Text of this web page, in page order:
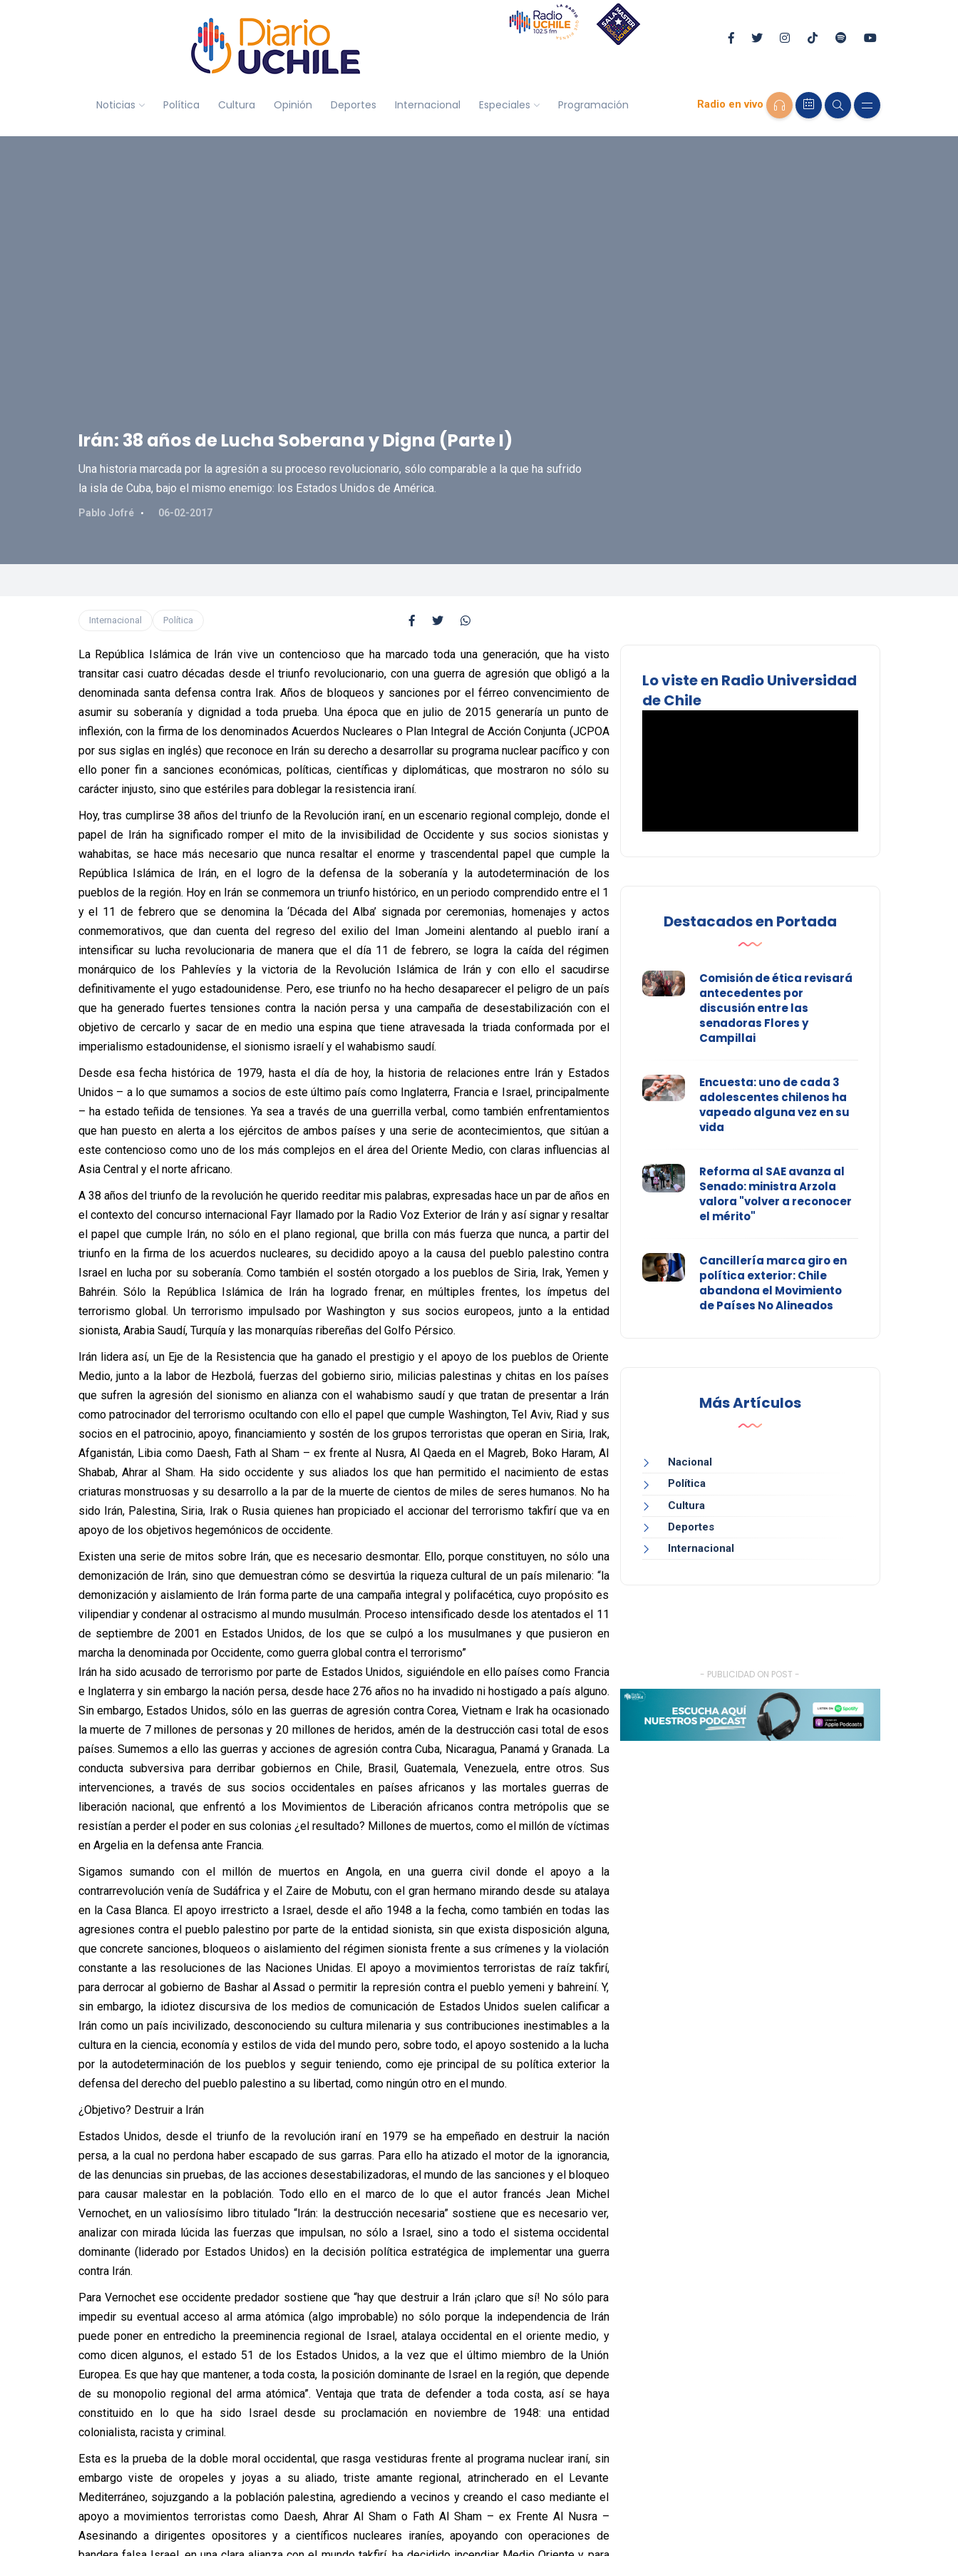
Noticias Política Cultura Opinión Deportes Internacional Especiales Programación Radio en vivo
Irán: 38 años de Lucha Soberana y Digna (Parte I)
Una historia marcada por la agresión a su proceso revolucionario, sólo comparable a la que ha sufrido
la isla de Cuba, bajo el mismo enemigo: los Estados Unidos de América.
Pablo Jofré 06-02-2017
Internacional Política
La República Islámica de Irán vive un contencioso que ha marcado toda una generación, que ha visto
transitar casi cuatro décadas desde el triunfo revolucionario, con una guerra de agresión que obligó a la
denominada santa defensa contra Irak. Años de bloqueos y sanciones por el férreo convencimiento de
asumir su soberanía y dignidad a toda prueba. Una época que en julio de 2015 generaría un punto de
inflexión, con la firma de los denominados Acuerdos Nucleares o Plan Integral de Acción Conjunta (JCPOA
por sus siglas en inglés) que reconoce en Irán su derecho a desarrollar su programa nuclear pacífico y con
ello poner fin a sanciones económicas, políticas, científicas y diplomáticas, que mostraron no sólo su
carácter injusto, sino que estériles para doblegar la resistencia iraní.
Hoy, tras cumplirse 38 años del triunfo de la Revolución iraní, en un escenario regional complejo, donde el
papel de Irán ha significado romper el mito de la invisibilidad de Occidente y sus socios sionistas y
wahabitas, se hace más necesario que nunca resaltar el enorme y trascendental papel que cumple la
República Islámica de Irán, en el logro de la defensa de la soberanía y la autodeterminación de los
pueblos de la región. Hoy en Irán se conmemora un triunfo histórico, en un periodo comprendido entre el 1
y el 11 de febrero que se denomina la ‘Década del Alba’ signada por ceremonias, homenajes y actos
conmemorativos, que dan cuenta del regreso del exilio del Iman Jomeini alentando al pueblo iraní a
intensificar su lucha revolucionaria de manera que el día 11 de febrero, se logra la caída del régimen
monárquico de los Pahlevíes y la victoria de la Revolución Islámica de Irán y con ello el sacudirse
definitivamente el yugo estadounidense. Pero, ese triunfo no ha hecho desaparecer el peligro de un país
que ha generado fuertes tensiones contra la nación persa y una campaña de desestabilización con el
objetivo de cercarlo y sacar de en medio una espina que tiene atravesada la triada conformada por el
imperialismo estadounidense, el sionismo israelí y el wahabismo saudí.
Desde esa fecha histórica de 1979, hasta el día de hoy, la historia de relaciones entre Irán y Estados
Unidos – a lo que sumamos a socios de este último país como Inglaterra, Francia e Israel, principalmente
– ha estado teñida de tensiones. Ya sea a través de una guerrilla verbal, como también enfrentamientos
que han puesto en alerta a los ejércitos de ambos países y una serie de acontecimientos, que sitúan a
este contencioso como uno de los más complejos en el área del Oriente Medio, con claras influencias al
Asia Central y el norte africano.
A 38 años del triunfo de la revolución he querido reeditar mis palabras, expresadas hace un par de años en
el contexto del concurso internacional Fayr llamado por la Radio Voz Exterior de Irán y así signar y resaltar
el papel que cumple Irán, no sólo en el plano regional, que brilla con más fuerza que nunca, a partir del
triunfo en la firma de los acuerdos nucleares, su decidido apoyo a la causa del pueblo palestino contra
Israel en lucha por su soberanía. Como también el sostén otorgado a los pueblos de Siria, Irak, Yemen y
Bahréin. Sólo la República Islámica de Irán ha logrado frenar, en múltiples frentes, los ímpetus del
terrorismo global. Un terrorismo impulsado por Washington y sus socios europeos, junto a la entidad
sionista, Arabia Saudí, Turquía y las monarquías ribereñas del Golfo Pérsico.
Irán lidera así, un Eje de la Resistencia que ha ganado el prestigio y el apoyo de los pueblos de Oriente
Medio, junto a la labor de Hezbolá, fuerzas del gobierno sirio, milicias palestinas y chitas en los países
que sufren la agresión del sionismo en alianza con el wahabismo saudí y que tratan de presentar a Irán
como patrocinador del terrorismo ocultando con ello el papel que cumple Washington, Tel Aviv, Riad y sus
socios en el patrocinio, apoyo, financiamiento y sostén de los grupos terroristas que operan en Siria, Irak,
Afganistán, Libia como Daesh, Fath al Sham – ex frente al Nusra, Al Qaeda en el Magreb, Boko Haram, Al
Shabab, Ahrar al Sham. Ha sido occidente y sus aliados los que han permitido el nacimiento de estas
criaturas monstruosas y su desarrollo a la par de la muerte de cientos de miles de seres humanos. No ha
sido Irán, Palestina, Siria, Irak o Rusia quienes han propiciado el accionar del terrorismo takfirí que va en
apoyo de los objetivos hegemónicos de occidente.
Existen una serie de mitos sobre Irán, que es necesario desmontar. Ello, porque constituyen, no sólo una
demonización de Irán, sino que demuestran cómo se desvirtúa la riqueza cultural de un país milenario: “la
demonización y aislamiento de Irán forma parte de una campaña integral y polifacética, cuyo propósito es
vilipendiar y condenar al ostracismo al mundo musulmán. Proceso intensificado desde los atentados el 11
de septiembre de 2001 en Estados Unidos, de los que se culpó a los musulmanes y que pusieron en
marcha la denominada por Occidente, como guerra global contra el terrorismo”
Irán ha sido acusado de terrorismo por parte de Estados Unidos, siguiéndole en ello países como Francia
e Inglaterra y sin embargo la nación persa, desde hace 276 años no ha invadido ni hostigado a país alguno.
Sin embargo, Estados Unidos, sólo en las guerras de agresión contra Corea, Vietnam e Irak ha ocasionado
la muerte de 7 millones de personas y 20 millones de heridos, amén de la destrucción casi total de esos
países. Sumemos a ello las guerras y acciones de agresión contra Cuba, Nicaragua, Panamá y Granada. La
conducta subversiva para derribar gobiernos en Chile, Brasil, Guatemala, Venezuela, entre otros. Sus
intervenciones, a través de sus socios occidentales en países africanos y las mortales guerras de
liberación nacional, que enfrentó a los Movimientos de Liberación africanos contra metrópolis que se
resistían a perder el poder en sus colonias ¿el resultado? Millones de muertos, como el millón de víctimas
en Argelia en la defensa ante Francia.
Sigamos sumando con el millón de muertos en Angola, en una guerra civil donde el apoyo a la
contrarrevolución venía de Sudáfrica y el Zaire de Mobutu, con el gran hermano mirando desde su atalaya
en la Casa Blanca. El apoyo irrestricto a Israel, desde el año 1948 a la fecha, como también en todas las
agresiones contra el pueblo palestino por parte de la entidad sionista, sin que exista disposición alguna,
que concrete sanciones, bloqueos o aislamiento del régimen sionista frente a sus crímenes y la violación
constante a las resoluciones de las Naciones Unidas. El apoyo a movimientos terroristas de raíz takfirí,
para derrocar al gobierno de Bashar al Assad o permitir la represión contra el pueblo yemeni y bahreiní. Y,
sin embargo, la idiotez discursiva de los medios de comunicación de Estados Unidos suelen calificar a
Irán como un país incivilizado, desconociendo su cultura milenaria y sus contribuciones inestimables a la
cultura en la ciencia, economía y estilos de vida del mundo pero, sobre todo, el apoyo sostenido a la lucha
por la autodeterminación de los pueblos y seguir teniendo, como eje principal de su política exterior la
defensa del derecho del pueblo palestino a su libertad, como ningún otro en el mundo.
¿Objetivo? Destruir a Irán
Estados Unidos, desde el triunfo de la revolución iraní en 1979 se ha empeñado en destruir la nación
persa, a la cual no perdona haber escapado de sus garras. Para ello ha atizado el motor de la ignorancia,
de las denuncias sin pruebas, de las acciones desestabilizadoras, el mundo de las sanciones y el bloqueo
para causar malestar en la población. Todo ello en el marco de lo que el autor francés Jean Michel
Vernochet, en un valiosísimo libro titulado “Irán: la destrucción necesaria” sostiene que es necesario ver,
analizar con mirada lúcida las fuerzas que impulsan, no sólo a Israel, sino a todo el sistema occidental
dominante (liderado por Estados Unidos) en la decisión política estratégica de implementar una guerra
contra Irán.
Para Vernochet ese occidente predador sostiene que “hay que destruir a Irán ¡claro que sí! No sólo para
impedir su eventual acceso al arma atómica (algo improbable) no sólo porque la independencia de Irán
puede poner en entredicho la preeminencia regional de Israel, atalaya occidental en el oriente medio, y
como dicen algunos, el estado 51 de los Estados Unidos, a la vez que el último miembro de la Unión
Europea. Es que hay que mantener, a toda costa, la posición dominante de Israel en la región, que depende
de su monopolio regional del arma atómica”. Ventaja que trata de defender a toda costa, así se haya
constituido en lo que ha sido Israel desde su proclamación en noviembre de 1948: una entidad
colonialista, racista y criminal.
Esta es la prueba de la doble moral occidental, que rasga vestiduras frente al programa nuclear iraní, sin
embargo viste de oropeles y joyas a su aliado, triste amante regional, atrincherado en el Levante
Mediterráneo, sojuzgando a la población palestina, agrediendo a vecinos y creando el caso mediante el
apoyo a movimientos terroristas como Daesh, Ahrar Al Sham o Fath Al Sham – ex Frente Al Nusra –
Asesinando a dirigentes opositores y a científicos nucleares iraníes, apoyando con operaciones de
Lo viste en Radio Universidad
de Chile
Destacados en Portada
Comisión de ética revisará
antecedentes por
discusión entre las
senadoras Flores y
Campillai
Encuesta: uno de cada 3
adolescentes chilenos ha
vapeado alguna vez en su
vida
Reforma al SAE avanza al
Senado: ministra Arzola
valora "volver a reconocer
el mérito"
Cancillería marca giro en
política exterior: Chile
abandona el Movimiento
de Países No Alineados
Más Artículos
Nacional
Política
Cultura
Deportes
Internacional
- PUBLICIDAD ON POST -